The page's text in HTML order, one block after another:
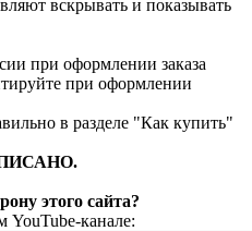
вскрывать и показывать
при оформлении заказа
при оформлении
в разделе "Как купить"
этого сайта?
канале: